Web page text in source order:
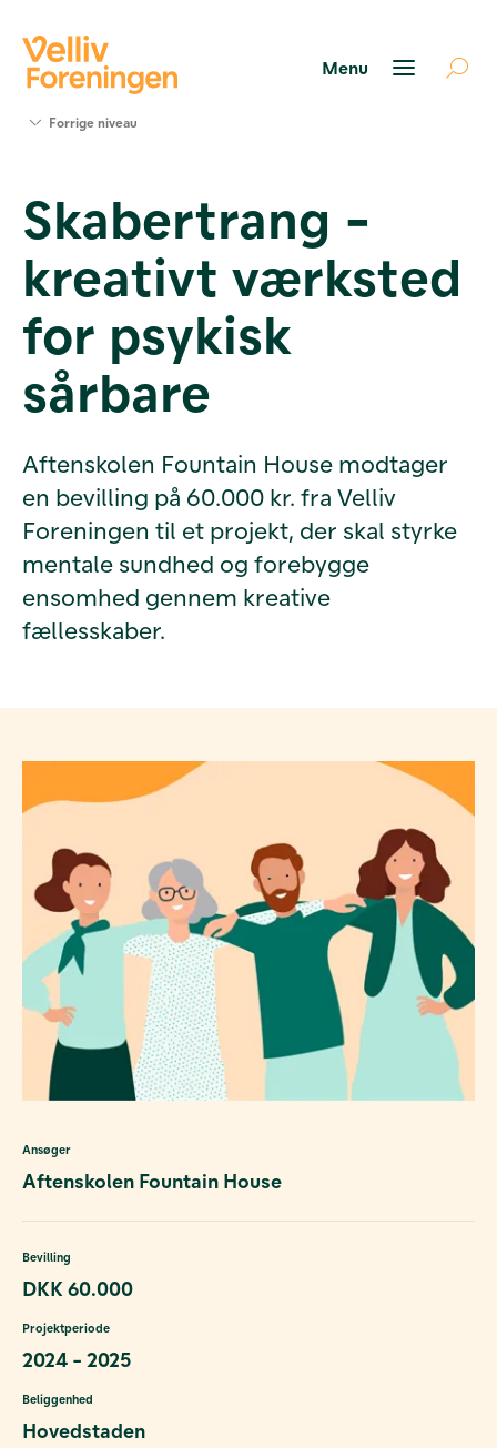
Værktøjer
og viden
Om Velliv
Foreningen
os
Forrige niveau
Skabertrang -
kreativt værksted
for psykisk
sårbare
Aftenskolen Fountain House modtager
en bevilling på 60.000 kr. fra Velliv
Foreningen til et projekt, der skal styrke
mentale sundhed og forebygge
ensomhed gennem kreative
fællesskaber.
Ansøger
Aftenskolen Fountain House
Bevilling
DKK 60.000
Projektperiode
2024 - 2025
Beliggenhed
Hovedstaden